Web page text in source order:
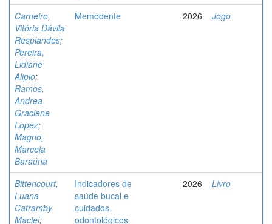
Carneiro,
Vitória Dávila
Resplandes;
Pereira,
Lidiane
Alipio;
Ramos,
Andrea
Graciene
Lopez;
Magno,
Marcela
Baraúna
Memódente 2026 Jogo
Bittencourt,
Luana
Catramby
Maciel;
Indicadores de
saúde bucal e
cuidados
odontológicos
2026 Livro